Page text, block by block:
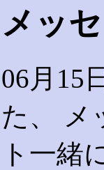
メッ
06月15
た、 メ
ト一緒